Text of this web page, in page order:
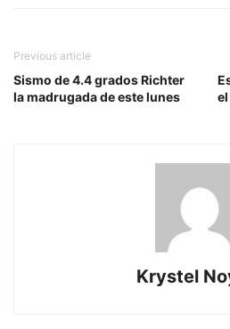
Previous article
Sismo de 4.4 grados Richter
la madrugada de este lunes
Krystel